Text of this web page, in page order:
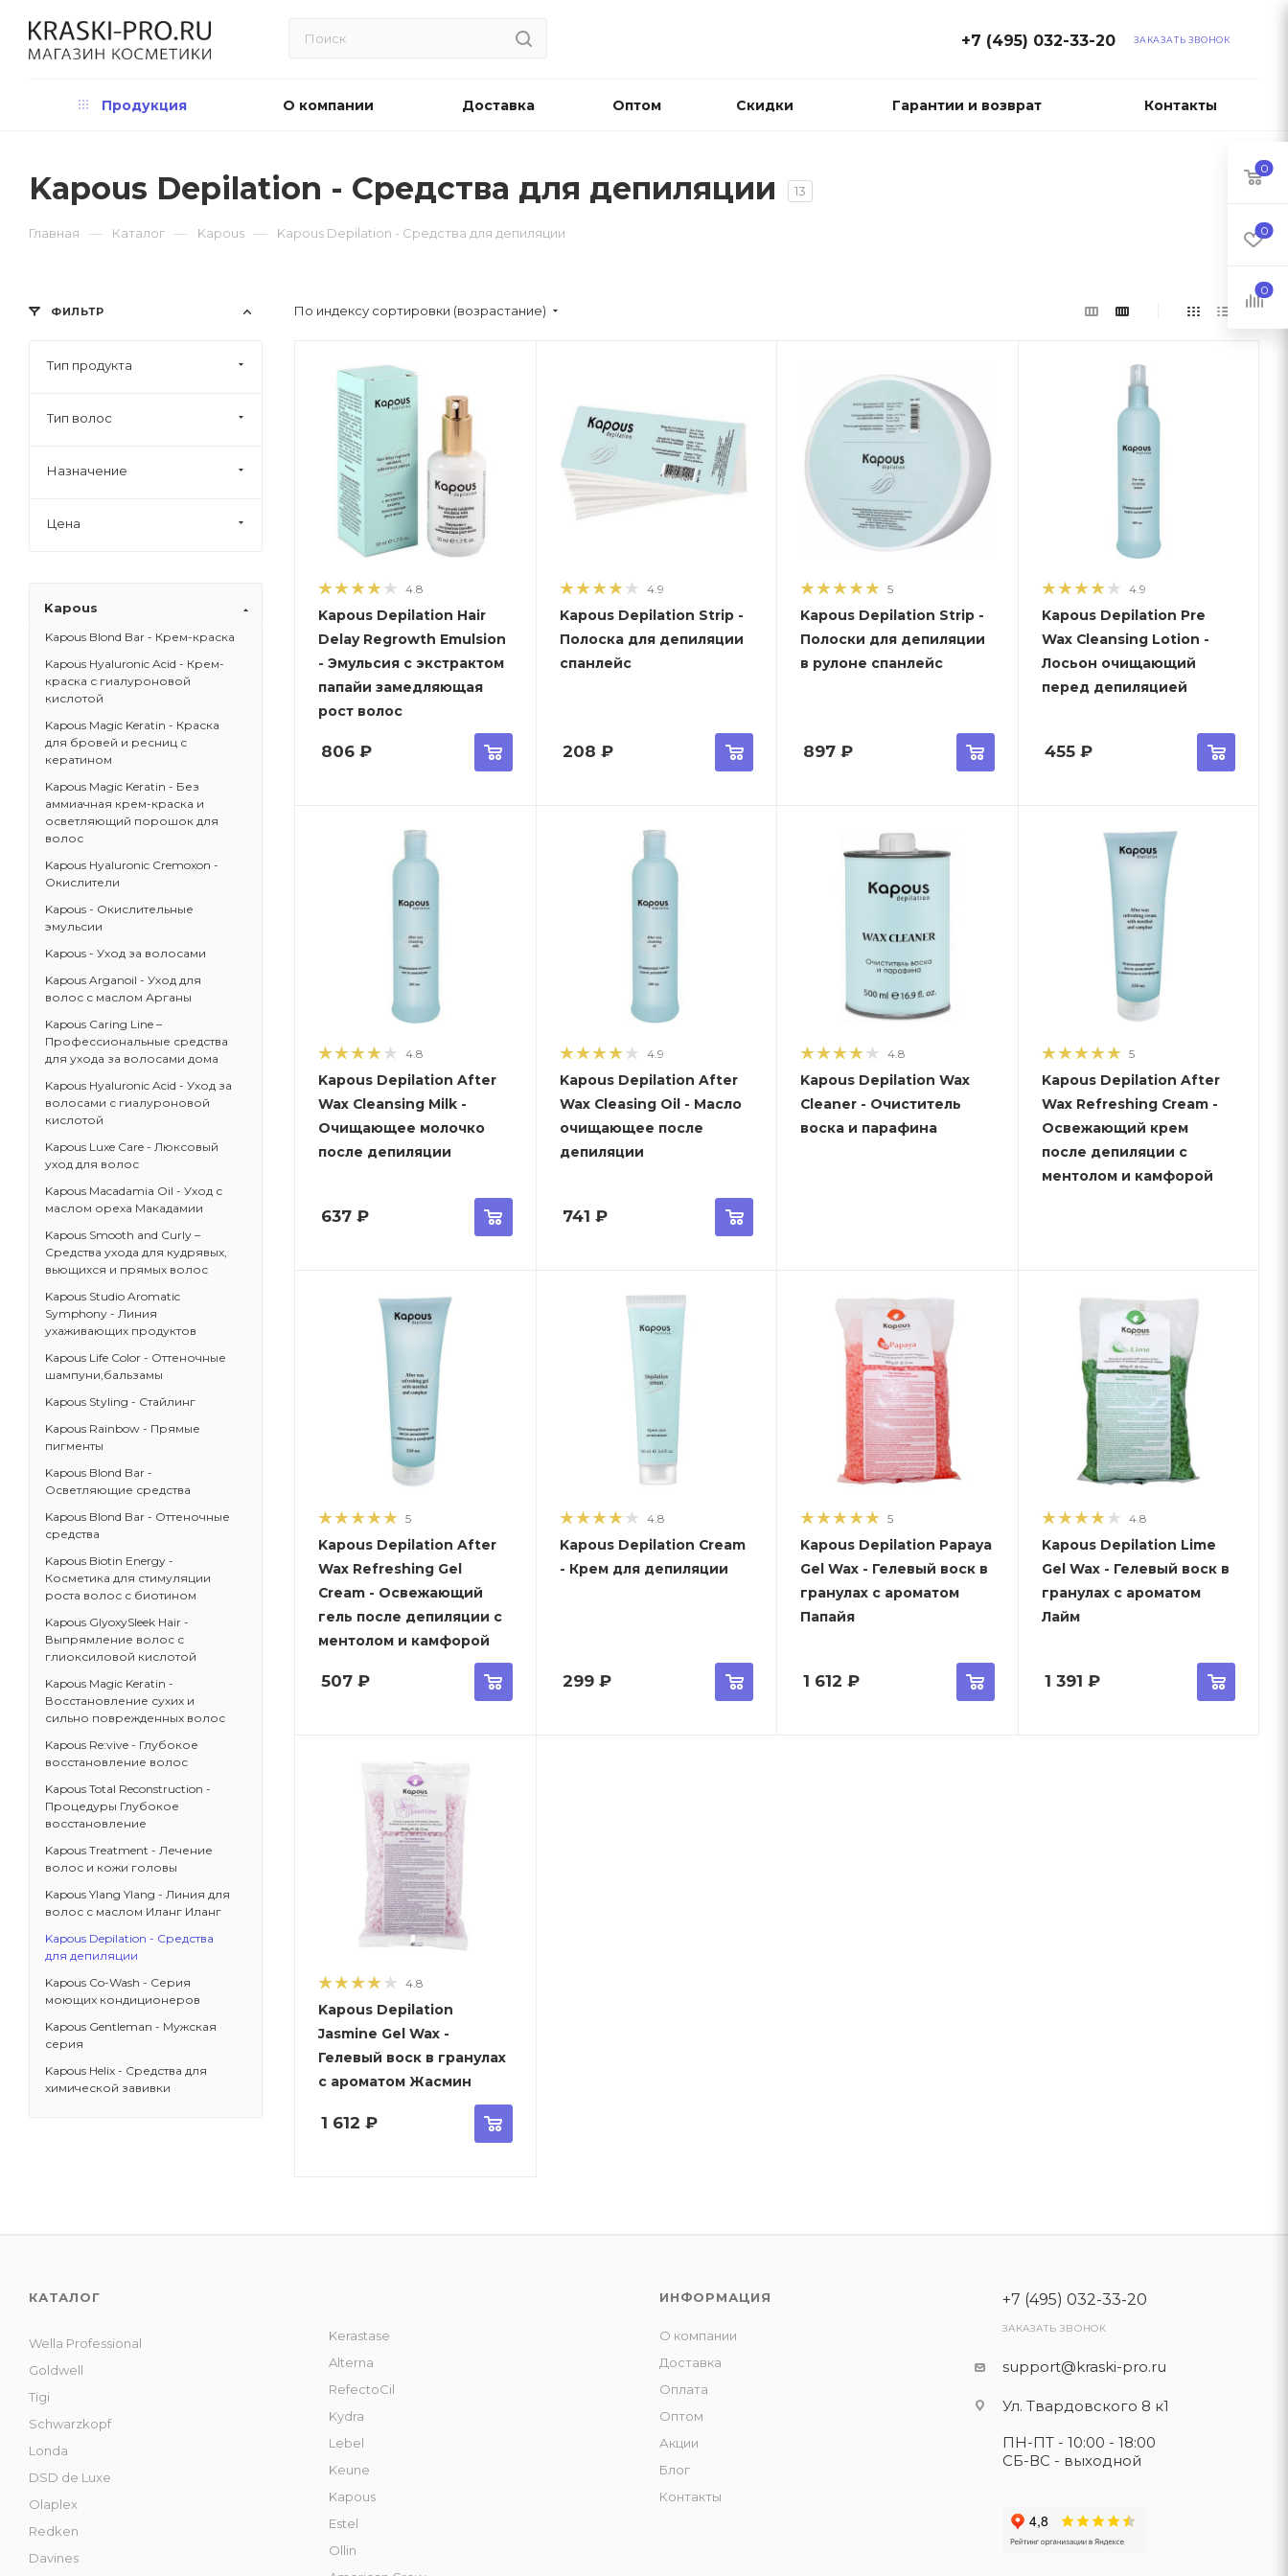
+7 (495) 032-33-20 ЗАКАЗАТЬ ЗВОНОК
Продукция О компании Доставка Оптом Скидки Гарантии и возврат Контакты
Kapous Depilation - Средства для депиляции 13
Главная — Каталог — Kapous — Kapous Depilation - Средства для депиляции
По индексу сортировки (возрастание)
4.8
Kapous Depilation Hair
Delay Regrowth Emulsion
- Эмульсия с экстрактом
папайи замедляющая
рост волос
806 ₽
4.9
Kapous Depilation Strip -
Полоска для депиляции
спанлейс
208 ₽
5
Kapous Depilation Strip -
Полоски для депиляции
в рулоне спанлейс
897 ₽
4.9
Kapous Depilation Pre
Wax Cleansing Lotion -
Лосьон очищающий
перед депиляцией
455₽
4.8
Kapous Depilation After
Wax Cleansing Milk -
Очищающее молочко
после депиляции
637 ₽
4.9
Kapous Depilation After
Wax Cleasing Oil - Масло
очищающее после
депиляции
741 ₽
4.8
Kapous Depilation Wax
Cleaner - Очиститель
воска и парафина
5
Kapous Depilation After
Wax Refreshing Cream -
Освежающий крем
после депиляции с
ментолом и камфорой
5
Kapous Depilation After
Wax Refreshing Gel
Cream - Освежающий
гель после депиляции с
ментолом и камфорой
507 ₽
4.8
Kapous Depilation Cream
- Крем для депиляции
299₽
5
Kapous Depilation Papaya
Gel Wax - Гелевый воск в
гранулах с ароматом
Папайя
1 612 ₽
4.8
Kapous Depilation Lime
Gel Wax - Гелевый воск в
гранулах с ароматом
Лайм
1 391 ₽
4.8
Kapous Depilation
Jasmine Gel Wax -
Гелевый воск в гранулах
с ароматом Жасмин
1 612 ₽
ФИЛЬТР
Тип продукта
Тип волос
Назначение
Цена
Kapous
Kapous Blond Bar - Крем-краска
Kapous Hyaluronic Acid - Крем-
краска с гиалуроновой
кислотой
Kapous Magic Keratin - Краска
для бровей и ресниц с
кератином
Kapous Magic Keratin - Без
аммиачная крем-краска и
осветляющий порошок для
волос
Kapous Hyaluronic Cremoxon -
Окислители
Kapous - Окислительные
эмульсии
Kapous - Уход за волосами
Kapous Arganoil - Уход для
волос с маслом Арганы
Kapous Caring Line –
Профессиональные средства
для ухода за волосами дома
Kapous Hyaluronic Acid - Уход за
волосами с гиалуроновой
кислотой
Kapous Luxe Care - Люксовый
уход для волос
Kapous Macadamia Oil - Уход с
маслом ореха Макадамии
Kapous Smooth and Curly –
Средства ухода для кудрявых,
вьющихся и прямых волос
Kapous Studio Aromatic
Symphony - Линия
ухаживающих продуктов
Kapous Life Color - Оттеночные
шампуни,бальзамы
Kapous Styling - Стайлинг
Kapous Rainbow - Прямые
пигменты
Kapous Blond Bar -
Осветляющие средства
Kapous Blond Bar - Оттеночные
средства
Kapous Biotin Energy -
Косметика для стимуляции
роста волос с биотином
Kapous GlyoxySleek Hair -
Выпрямление волос с
глиоксиловой кислотой
Kapous Magic Keratin -
Восстановление сухих и
сильно поврежденных волос
Kapous Re:vive - Глубокое
восстановление волос
Kapous Total Reconstruction -
Процедуры Глубокое
восстановление
Kapous Treatment - Лечение
волос и кожи головы
Kapous Ylang Ylang - Линия для
волос с маслом Иланг Иланг
Kapous Depilation - Средства
для депиляции
Kapous Co-Wash - Серия
моющих кондиционеров
Kapous Gentleman - Мужская
серия
Kapous Helix - Средства для
химической завивки
КАТАЛОГ
Wella Professional
Goldwell
Tigi
Schwarzkopf
Londa
DSD de Luxe
Olaplex
Redken
Davines
Kerastase
Alterna
RefectoCil
Kydra
Lebel
Keune
Kapous
Estel
Ollin
ИНФОРМАЦИЯ
О компании
Доставка
Оплата
Оптом
Акции
Блог
Контакты
+7 (495) 032-33-20
ЗАКАЗАТЬ ЗВОНОК
support@kraski-pro.ru
Ул. Твардовского 8 к1
ПН-ПТ - 10:00 - 18:00
СБ-ВС - выходной
0
0
0